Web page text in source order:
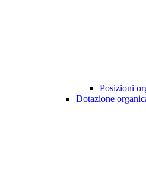
Posizioni
Dotazione